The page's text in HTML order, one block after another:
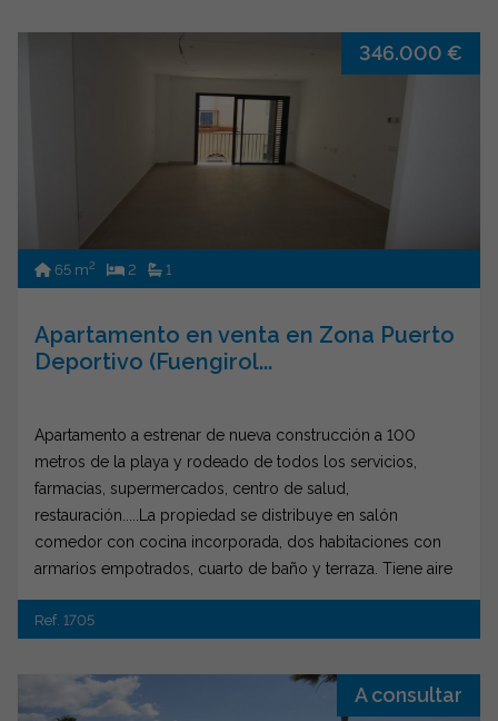
346.000 €
65 m2 2 1
Apartamento en venta en Zona Puerto
Deportivo (Fuengirol...
Apartamento a estrenar de nueva construcción a 100
metros de la playa y rodeado de todos los servicios,
farmacias, supermercados, centro de salud,
restauración.....La propiedad se distribuye en salón
comedor con cocina incorporada, dos habitaciones con
armarios empotrados, cuarto de baño y terraza. Tiene aire
cerramientos de PVC.
Ref. 1705
A consultar